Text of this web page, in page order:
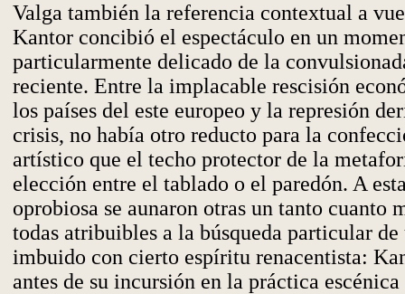
Valga también la referencia contextual a
Kantor concibió el espectáculo en un
particularmente delicado de la
reciente. Entre la implacable rescisión
los países del este europeo y la represión
crisis, no había otro reducto para la
artístico que el techo protector de la
elección entre el tablado o el paredón. A
oprobiosa se aunaron otras un tanto cuanto
todas atribuibles a la búsqueda particular de
imbuido con cierto espíritu renacentista:
antes de su incursión en la práctica